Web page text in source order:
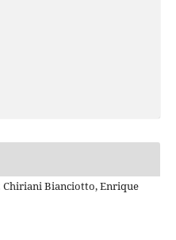
Chiriani Bianciotto, Enrique